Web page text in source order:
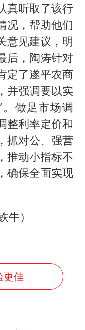
真听取了该行
况，帮助他们
意见建议，明
后，陶涛针对
定了遂平农商
并强调要以实
做足市场调
整利率定价和
抓对公、强营
推动小指标不
确保全面实现
牛）
更佳